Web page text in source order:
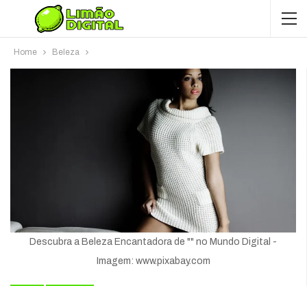
Home Beleza
Descubra a Beleza Encantadora de "" no Mundo Digital -
Imagem: www.pixabay.com